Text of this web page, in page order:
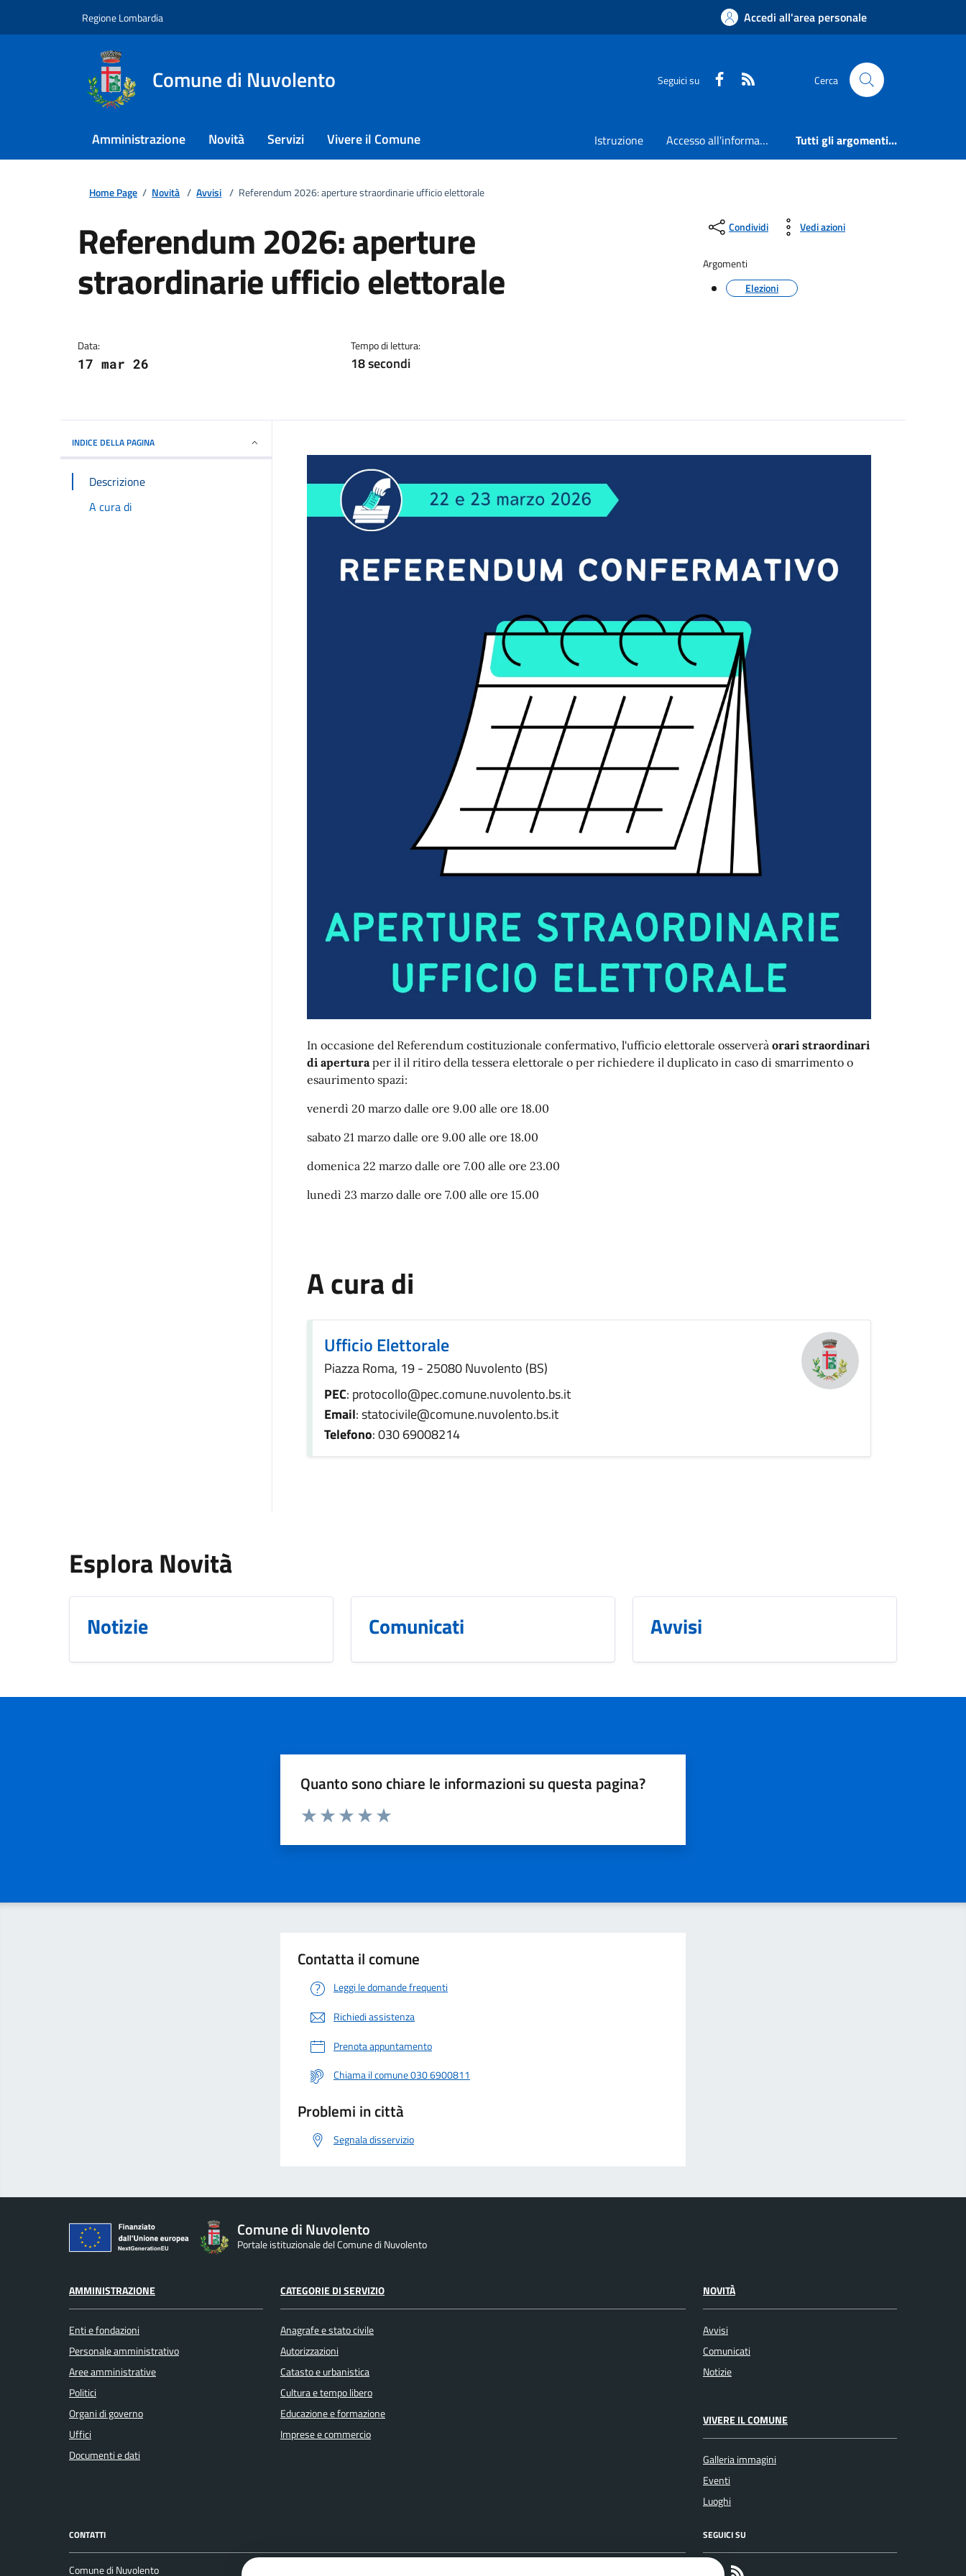
Regione Lombardia Accedi all'area personale
Comune di Nuvolento Seguici su Faceboook Cerca
Amministrazione Novità Servizi Vivere il Comune Istruzione Accesso all'informazione Tutti gli argomenti...
Home Page / Novità / Avvisi / Referendum 2026: aperture straordinarie ufficio elettorale
Referendum 2026: aperture
straordinarie ufficio elettorale
Data:
17 mar 26
Tempo di lettura:
18 secondi
Condividi Vedi azioni
Argomenti
Elezioni
INDICE DELLA PAGINA
Descrizione
A cura di
In occasione del Referendum costituzionale confermativo, l'ufficio elettorale osserverà orari straordinari
di apertura per il il ritiro della tessera elettorale o per richiedere il duplicato in caso di smarrimento o
esaurimento spazi:
venerdì 20 marzo dalle ore 9.00 alle ore 18.00
sabato 21 marzo dalle ore 9.00 alle ore 18.00
domenica 22 marzo dalle ore 7.00 alle ore 23.00
lunedì 23 marzo dalle ore 7.00 alle ore 15.00
A cura di
Ufficio Elettorale
Piazza Roma, 19 - 25080 Nuvolento (BS)
PEC: protocollo@pec.comune.nuvolento.bs.it
Email: statocivile@comune.nuvolento.bs.it
Telefono: 030 69008214
Esplora Novità
Notizie Comunicati Avvisi
Quanto sono chiare le informazioni su questa pagina?
Valuta da 1 a 5 stelle la pagina
Contatta il comune
Leggi le domande frequenti
Richiedi assistenza
Prenota appuntamento
Chiama il comune 030 6900811
Problemi in città
Segnala disservizio
Comune di Nuvolento
Portale istituzionale del Comune di Nuvolento
AMMINISTRAZIONE
Enti e fondazioni
Personale amministrativo
Aree amministrative
Politici
Organi di governo
Uffici
Documenti e dati
CATEGORIE DI SERVIZIO
Anagrafe e stato civile
Autorizzazioni
Catasto e urbanistica
Cultura e tempo libero
Educazione e formazione
Imprese e commercio
NOVITÀ
Avvisi
Comunicati
Notizie
VIVERE IL COMUNE
Galleria immagini
Eventi
Luoghi
CONTATTI
Comune di Nuvolento
SEGUICI SU
Faceboook